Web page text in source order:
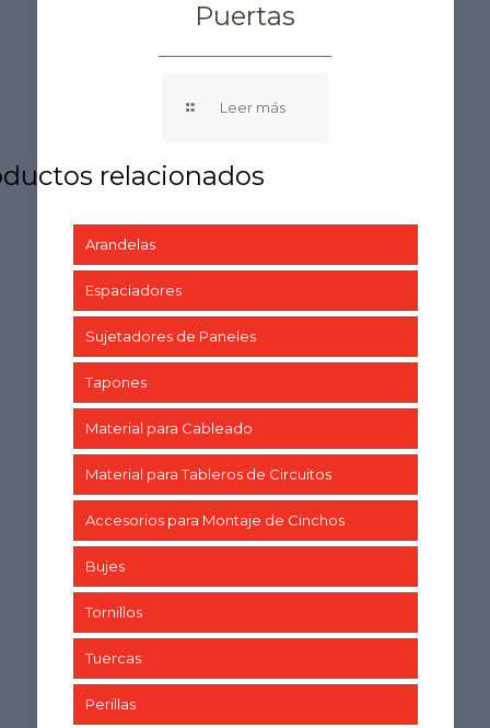
Puertas
Arandelas
Espaciadores
Sujetadores de Paneles
Tapones
Material para Cableado
Material para Tableros de Circuitos
Accesorios para Montaje de Cinchos
Bujes
Tornillos
Tuercas
Perillas